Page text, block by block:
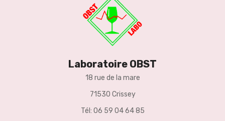
Laboratoire OBST
18 rue de la mare
71530 Crissey
Tél: 06 59 04 64 85